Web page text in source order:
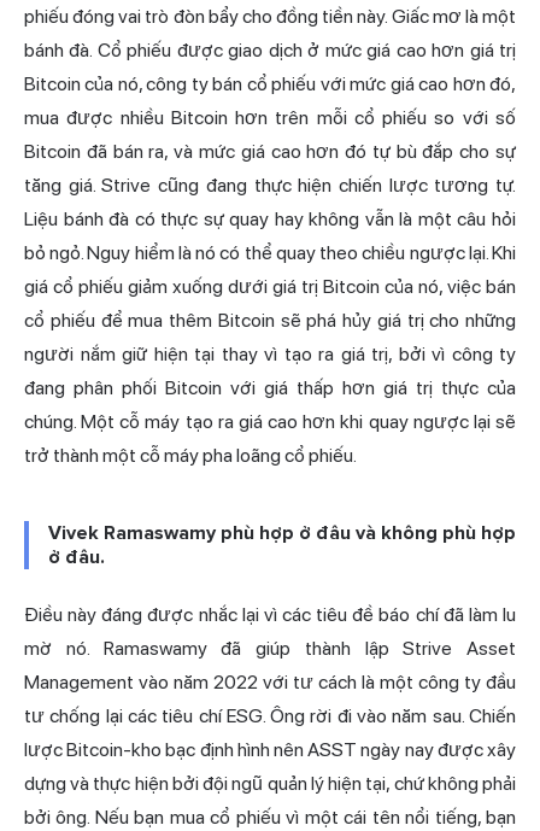
phiếu đóng vai trò đòn bẩy cho đồng tiền này. Giấc mơ là một
bánh đà. Cổ phiếu được giao dịch ở mức giá cao hơn giá trị
Bitcoin của nó, công ty bán cổ phiếu với mức giá cao hơn đó,
mua được nhiều Bitcoin hơn trên mỗi cổ phiếu so với số
Bitcoin đã bán ra, và mức giá cao hơn đó tự bù đắp cho sự
tăng giá. Strive cũng đang thực hiện chiến lược tương tự.
Liệu bánh đà có thực sự quay hay không vẫn là một câu hỏi
bỏ ngỏ. Nguy hiểm là nó có thể quay theo chiều ngược lại. Khi
giá cổ phiếu giảm xuống dưới giá trị Bitcoin của nó, việc bán
cổ phiếu để mua thêm Bitcoin sẽ phá hủy giá trị cho những
người nắm giữ hiện tại thay vì tạo ra giá trị, bởi vì công ty
đang phân phối Bitcoin với giá thấp hơn giá trị thực của
chúng. Một cỗ máy tạo ra giá cao hơn khi quay ngược lại sẽ
trở thành một cỗ máy pha loãng cổ phiếu.
Vivek Ramaswamy phù hợp ở đâu và không phù hợp
ở đâu.
Điều này đáng được nhắc lại vì các tiêu đề báo chí đã làm lu
mờ nó. Ramaswamy đã giúp thành lập Strive Asset
Management vào năm 2022 với tư cách là một công ty đầu
tư chống lại các tiêu chí ESG. Ông rời đi vào năm sau. Chiến
lược Bitcoin-kho bạc định hình nên ASST ngày nay được xây
dựng và thực hiện bởi đội ngũ quản lý hiện tại, chứ không phải
bởi ông. Nếu bạn mua cổ phiếu vì một cái tên nổi tiếng, bạn